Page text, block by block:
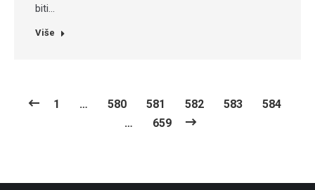
biti…
Više
1 … 580 581 582 583
584
…
659